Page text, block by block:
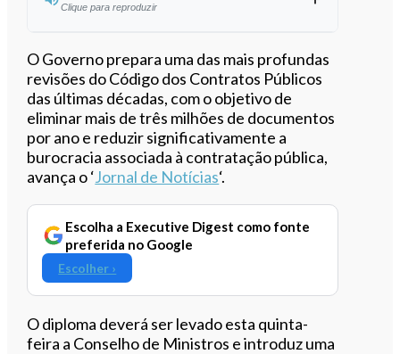
Clique para reproduzir
Ouvir este artigo
O Governo prepara uma das mais profundas
revisões do Código dos Contratos Públicos
das últimas décadas, com o objetivo de
eliminar mais de três milhões de documentos
por ano e reduzir significativamente a
burocracia associada à contratação pública,
avança o ‘Jornal de Notícias‘.
Escolha a Executive Digest como fonte
preferida no Google
Escolher ›
O diploma deverá ser levado esta quinta-
feira a Conselho de Ministros e introduz uma